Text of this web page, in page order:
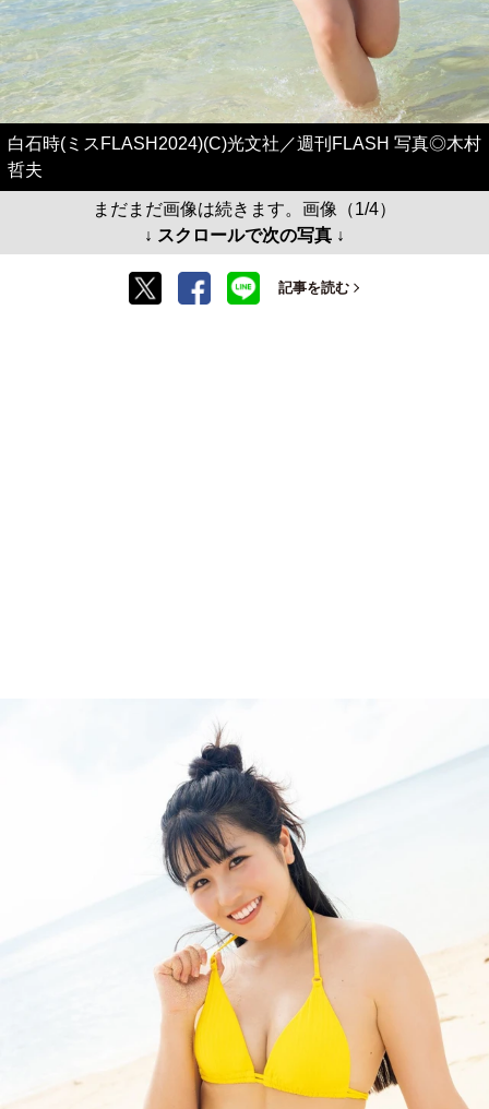
白石時(ミスFLASH2024)(C)光文社／週刊FLASH 写真◎木村
哲夫
まだまだ画像は続きます。画像（1/4）
↓ スクロールで次の写真 ↓
記事を読む